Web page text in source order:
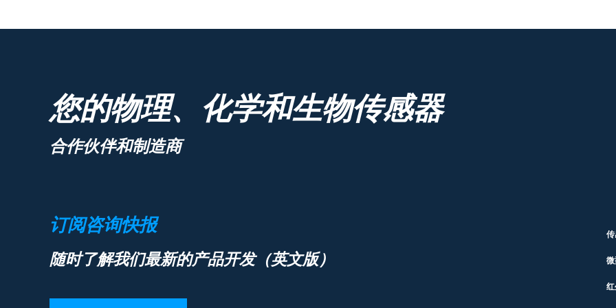
您的物理、化学和生物传感器
合作伙伴和制造商
订阅咨询快报
随时了解我们最新的产品开发（英文版）